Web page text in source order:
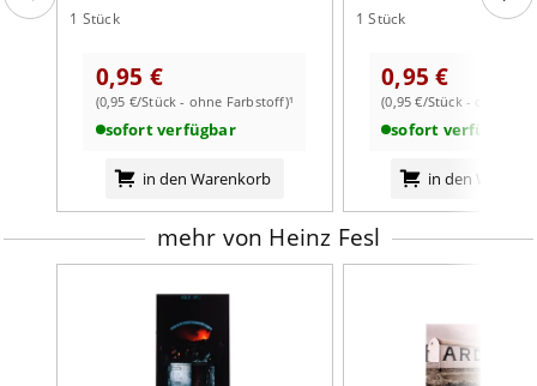
1 Stück
0,95 €
(0,95 €/Stück - ohne Farbstoff)¹
sofort verfügbar
in den Warenkorb
1 Stück
0,95 €
(0,95 €/Stück - ohne
sofort verfügbar
in den
mehr von Heinz Fesl